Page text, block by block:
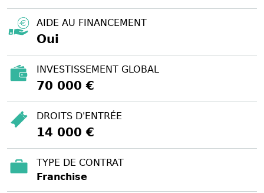
AIDE AU FINANCEMENT
Oui
INVESTISSEMENT GLOBAL
70 000 €
DROITS D'ENTRÉE
14 000 €
TYPE DE CONTRAT
Franchise